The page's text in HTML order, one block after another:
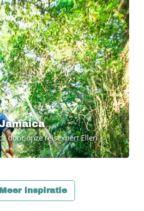
door onze reisexpert Ellen
Meer inspiratie